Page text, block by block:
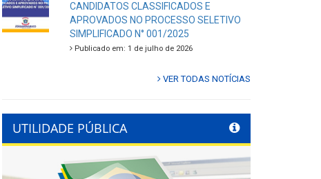
CANDIDATOS CLASSIFICADOS E
APROVADOS NO PROCESSO SELETIVO
SIMPLIFICADO N° 001/2025
Publicado em: 1 de julho de 2026
VER TODAS NOTÍCIAS
UTILIDADE PÚBLICA